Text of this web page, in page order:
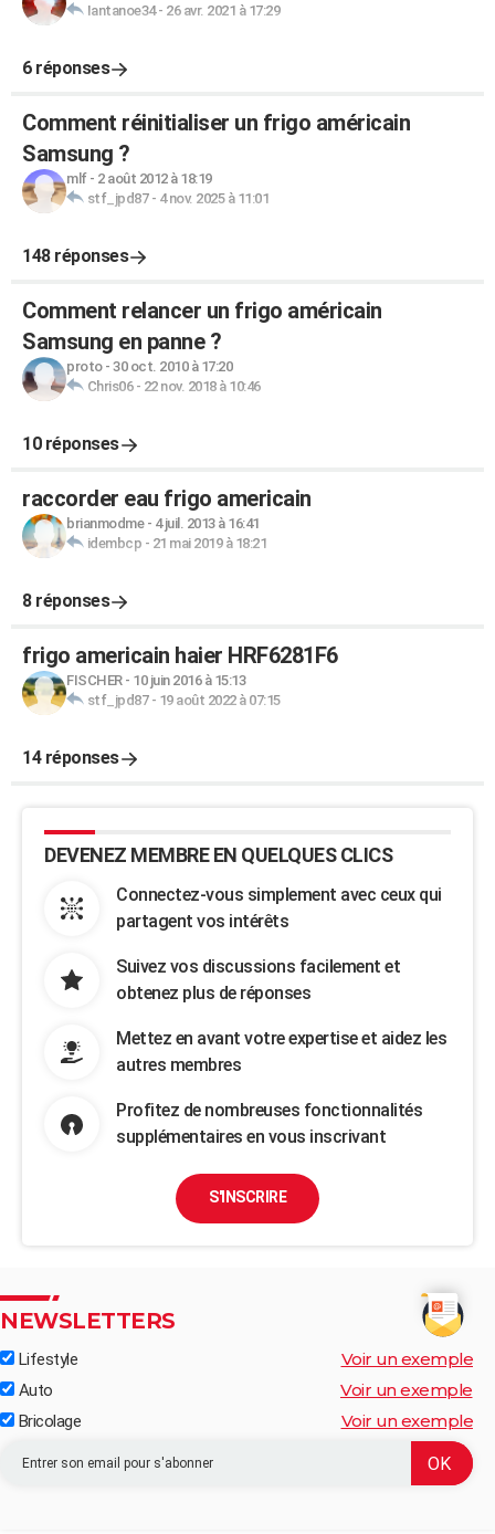
Iantanoe34- 26 avr. 2021 à 17:29
6 réponses
Comment réinitialiser un frigo américain
Samsung ?
mlf- 2 août 2012 à 18:19
stf_jpd87- 4 nov. 2025 à 11:01
148 réponses
Comment relancer un frigo américain
Samsung en panne ?
proto- 30 oct. 2010 à 17:20
Chris06- 22 nov. 2018 à 10:46
10 réponses
raccorder eau frigo americain
brianmodme- 4 juil. 2013 à 16:41
idembcp - 21 mai 2019 à 18:21
8 réponses
frigo americain haier HRF6281F6
FISCHER- 10 juin 2016 à 15:13
stf_jpd87- 19 août 2022 à 07:15
14 réponses
DEVENEZ MEMBRE EN QUELQUES CLICS
Connectez-vous simplement avec ceux qui
partagent vos intérêts
Suivez vos discussions facilement et
obtenez plus de réponses
Mettez en avant votre expertise et aidez les
autres membres
Profitez de nombreuses fonctionnalités
supplémentaires en vous inscrivant
S'INSCRIRE
NEWSLETTERS
Lifestyle Voir un exemple
Auto Voir un exemple
Bricolage Voir un exemple